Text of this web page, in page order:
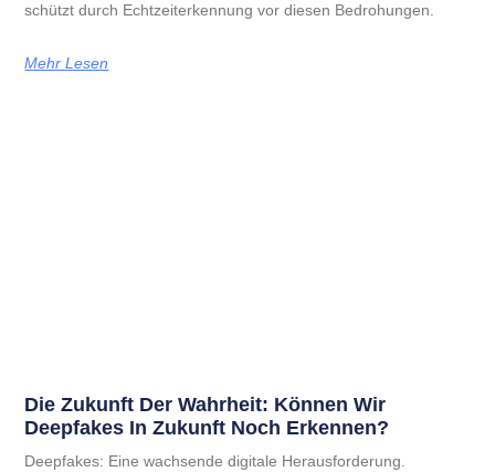
schützt durch Echtzeiterkennung vor diesen Bedrohungen.
Mehr Lesen
Die Zukunft Der Wahrheit: Können Wir
Deepfakes In Zukunft Noch Erkennen?
Deepfakes: Eine wachsende digitale Herausforderung.